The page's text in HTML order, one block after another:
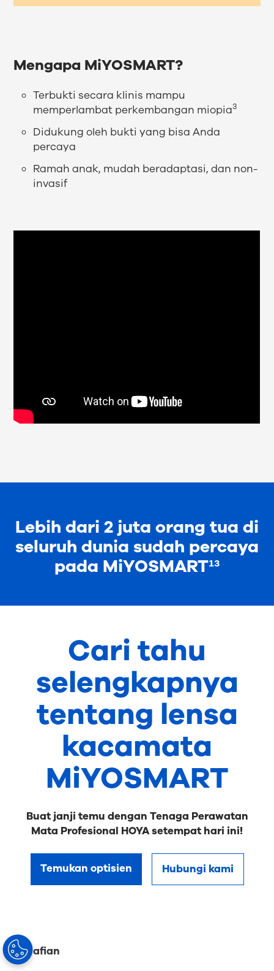
Mengapa MiYOSMART?
Terbukti secara klinis mampu
memperlambat perkembangan miopia3
Didukung oleh bukti yang bisa Anda
percaya
Ramah anak, mudah beradaptasi, dan non-
invasif
Lebih dari 2 juta orang tua di
seluruh dunia sudah percaya
pada MiYOSMART¹³
Cari tahu
selengkapnya
tentang lensa
kacamata
MiYOSMART
Buat janji temu dengan Tenaga Perawatan
Mata Profesional HOYA setempat hari ini!
Temukan optisien Hubungi kami
Penafian